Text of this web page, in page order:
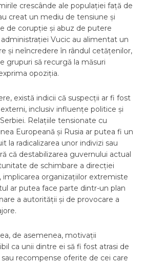
crescânde ale populației față de
creat un mediu de tensiune și
de corupție și abuz de putere
Vucic au alimentat un
și neîncredere în rândul cetățenilor,
grupuri să recurgă la măsuri
opoziția.
există indicii că suspecții ar fi fost
inclusiv influențe politice și
Relațiile tensionate cu
Europeană și Rusia ar putea fi un
la radicalizarea unor indivizi sau
că destabilizarea guvernului actual
de schimbare a direcției
implicarea organizațiilor extremiste
ar putea face parte dintr-un plan
a autorității și de provocare a
de asemenea, motivații
ca unii dintre ei să fi fost atrasi de
recompense oferite de cei care